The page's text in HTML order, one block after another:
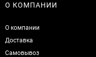
О КОМПАНИИ
О компании
Доставка
Самовывоз